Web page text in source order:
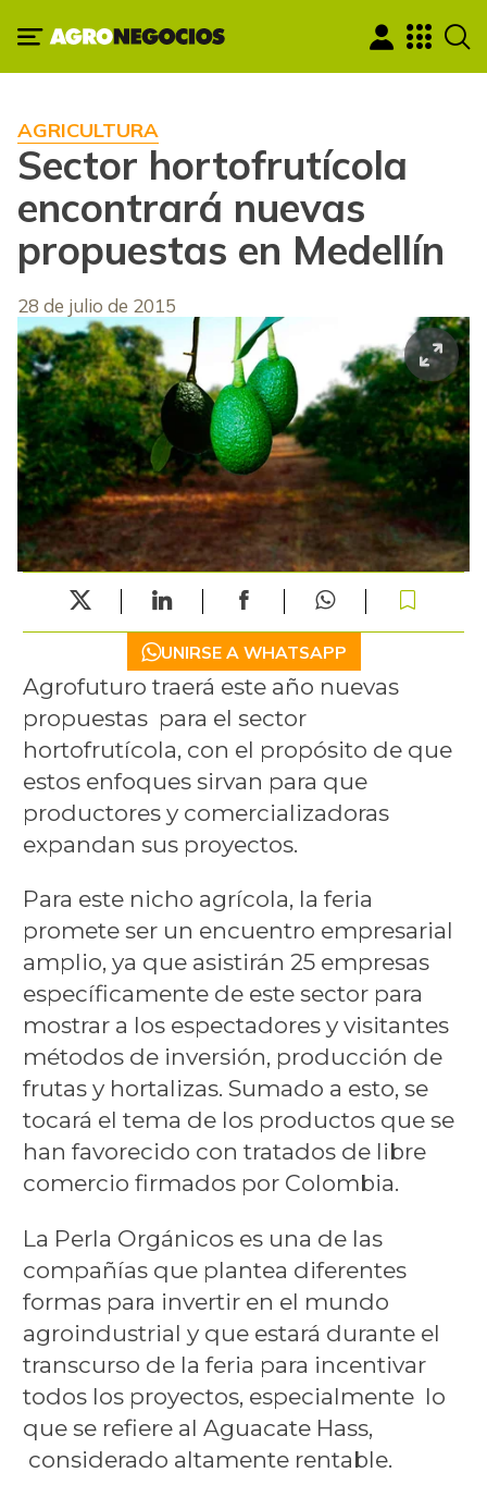
AGRICULTURA
Sector hortofrutícola
encontrará nuevas
propuestas en Medellín
28 de julio de 2015
UNIRSE A WHATSAPP
Agrofuturo traerá este año nuevas
propuestas para el sector
hortofrutícola, con el propósito de que
estos enfoques sirvan para que
productores y comercializadoras
expandan sus proyectos.
Para este nicho agrícola, la feria
promete ser un encuentro empresarial
amplio, ya que asistirán 25 empresas
específicamente de este sector para
mostrar a los espectadores y visitantes
métodos de inversión, producción de
frutas y hortalizas. Sumado a esto, se
tocará el tema de los productos que se
han favorecido con tratados de libre
comercio firmados por Colombia.
La Perla Orgánicos es una de las
compañías que plantea diferentes
formas para invertir en el mundo
agroindustrial y que estará durante el
transcurso de la feria para incentivar
todos los proyectos, especialmente lo
que se refiere al Aguacate Hass,
considerado altamente rentable.